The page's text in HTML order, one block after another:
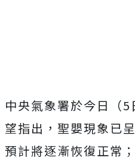
中央氣象署於今日（
望指出，聖嬰現象已
預計將逐漸恢復正常